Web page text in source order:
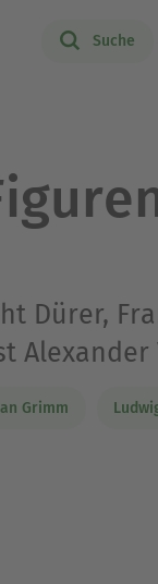
Suche
Dürer,
Alexander
Grimm